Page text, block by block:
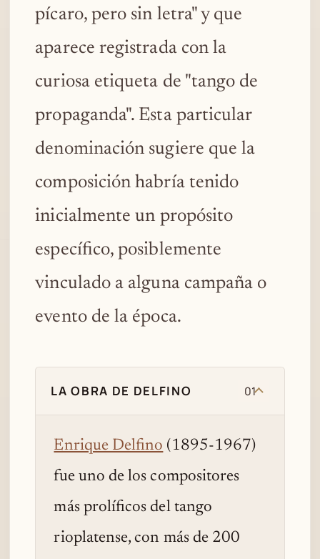
pícaro, pero sin letra" y que
aparece registrada con la
curiosa etiqueta de "tango de
propaganda". Esta particular
denominación sugiere que la
composición habría tenido
inicialmente un propósito
específico, posiblemente
vinculado a alguna campaña o
evento de la época.
LA OBRA DE DELFINO 01
Enrique Delfino (1895-1967)
fue uno de los compositores
más prolíficos del tango
rioplatense, con más de 200